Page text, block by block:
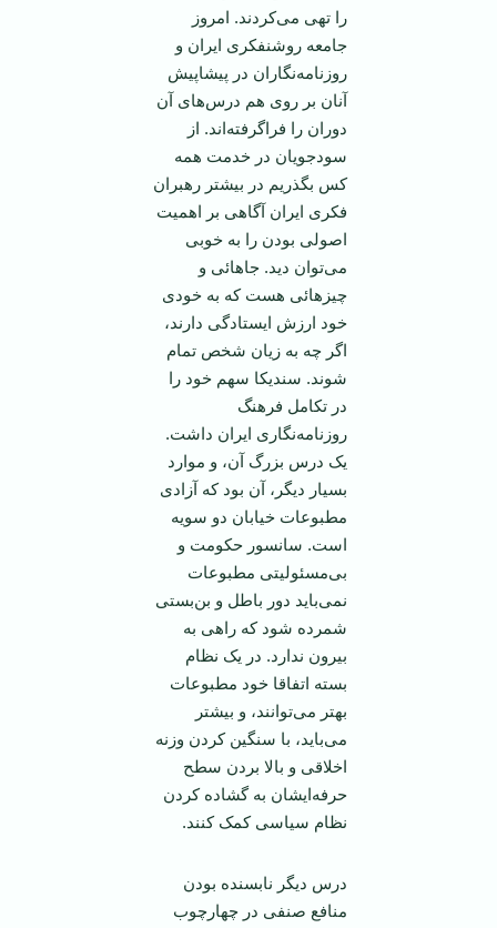
را تهی می‌کردند. امروز
جامعه روشنفکری ‌ایران و
روزنامه‌نگاران در پیشاپیش
آنان بر روی هم درس‌های آن
دوران را فراگرفته‌اند. از
سودجویان در خدمت همه
کس بگذریم در بیشتر رهبران
فکری ‌ایران آگاهی بر اهمیت
اصولی بودن را به خوبی
می‌توان دید. جا‌هائی و
چیز‌هائی هست که به خودی
خود ارزش ‌ایستادگی دارند،
اگر چه به زیان شخص تمام
شوند. سندیکا سهم خود را
در تکامل فرهنگ
روزنامه‌نگاری ‌ایران داشت.
یک درس بزرگ آن، و موارد
بسیار دیگر، آن بود که آزادی
مطبوعات خیابان دو سویه
است. سانسور حکومت و
بی‌مسئولیتی مطبوعات
نمی‌باید دور باطل و بن‌بستی
شمرده شود که راهی به
بیرون ندارد. در یک نظام
بسته اتفاقا خود مطبوعات
بهتر می‌توانند، و بیشتر
می‌باید، با سنگین کردن وزنه
اخلاقی و بالا بردن سطح
حرفه‌ایشان به گشاده کردن
نظام سیاسی کمک کنند.
درس دیگر نابسنده بودن
منافع صنفی در چهارچوب